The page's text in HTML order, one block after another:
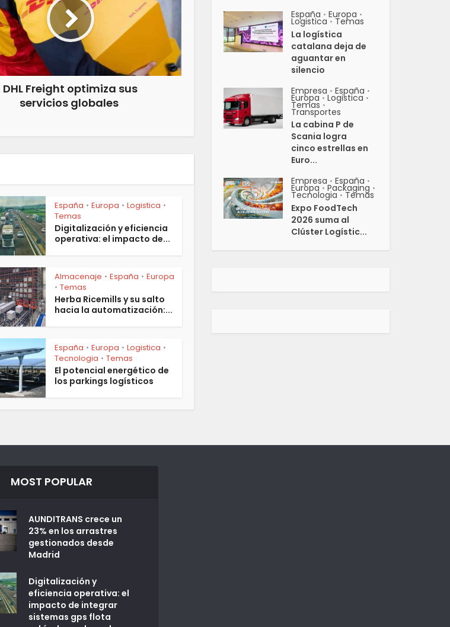
DHL Freight optimiza sus
servicios globales
España • Europa • Logistica •
Temas
Digitalización y eficiencia
operativa: el impacto de...
Almacenaje • España • Europa
• Temas
Herba Ricemills y su salto
hacia la automatización:...
España • Europa • Logistica •
Tecnologia • Temas
El potencial energético de
los parkings logísticos
España • Europa •
Logistica • Temas
La logística
catalana deja de
aguantar en
silencio
Empresa • España •
Europa • Logistica •
Temas •
Transportes
La cabina P de
Scania logra
cinco estrellas en
Euro...
Empresa • España •
Europa • Packaging •
Tecnologia • Temas
Expo FoodTech
2026 suma al
Clúster Logístic...
MOST POPULAR
AUNDITRANS crece un
23% en los arrastres
gestionados desde
Madrid
Digitalización y
eficiencia operativa: el
impacto de integrar
sistemas gps flota